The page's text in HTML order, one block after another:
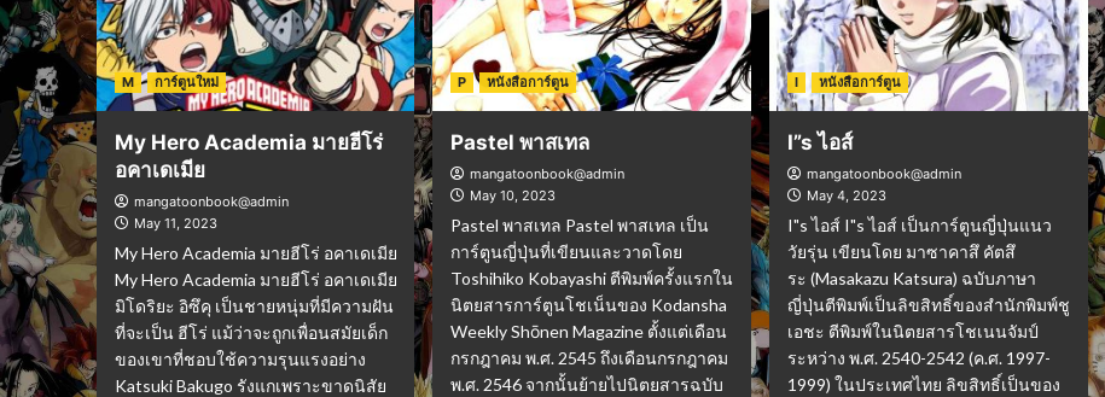
M การ์ตูนใหม่
My Hero Academia มายฮีโร่
อคาเดเมีย
mangatoonbook@admin
May 11, 2023
My Hero Academia มายฮีโร่ อคาเดเมีย
My Hero Academia มายฮีโร่ อคาเดเมีย
มิโดริยะ อิซึคุ เป็นชายหนุ่มที่มีความฝัน
ที่จะเป็น ฮีโร่ แม้ว่าจะถูกเพื่อนสมัยเด็ก
ของเขาที่ชอบใช้ความรุนแรงอย่าง
Katsuki Bakugo รังแกเพราะขาดนิสัย
P หนังสือการ์ตูน
Pastel พาสเทล
mangatoonbook@admin
May 10, 2023
Pastel พาสเทล Pastel พาสเทล เป็น
การ์ตูนญี่ปุ่นที่เขียนและวาดโดย
Toshihiko Kobayashi ตีพิมพ์ครั้งแรกใน
นิตยสารการ์ตูนโชเน็นของ Kodansha
Weekly Shōnen Magazine ตั้งแต่เดือน
กรกฎาคม พ.ศ. 2545 ถึงเดือนกรกฎาคม
พ.ศ. 2546 จากนั้นย้ายไปนิตยสารฉบับ
I หนังสือการ์ตูน
I”s ไอส์
mangatoonbook@admin
May 4, 2023
I"s ไอส์ I"s ไอส์ เป็นการ์ตูนญี่ปุ่นแนว
วัยรุ่น เขียนโดย มาซาคาสึ คัตสึ
ระ (Masakazu Katsura) ฉบับภาษา
ญี่ปุ่นตีพิมพ์เป็นลิขสิทธิ์ของสำนักพิมพ์ชู
เอชะ ตีพิมพ์ในนิตยสารโชเนนจัมป์
ระหว่าง พ.ศ. 2540-2542 (ค.ศ. 1997-
1999) ในประเทศไทย ลิขสิทธิ์เป็นของ